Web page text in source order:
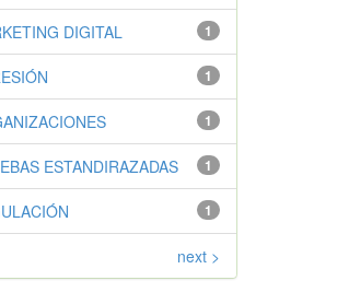
1
DIGITAL
1
1
1
ESTANDIRAZADAS
1
next >